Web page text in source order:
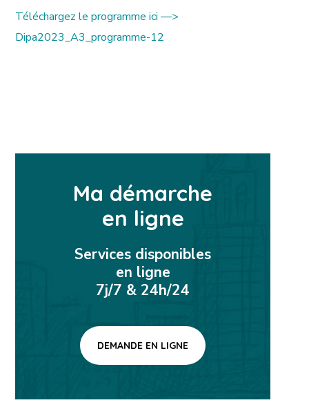
Téléchargez le programme ici —>
Dipa2023_A3_programme-12
Ma démarche
en ligne
Services disponibles
en ligne
7j/7 & 24h/24
DEMANDE EN LIGNE